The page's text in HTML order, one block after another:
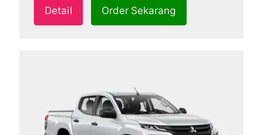
Detail Order Sekarang